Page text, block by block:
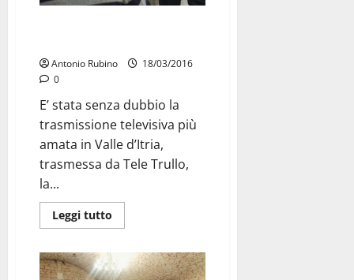
Antonio Rubino
18/03/2016
0
E’ stata senza dubbio la
trasmissione televisiva più
amata in Valle d’Itria,
trasmessa da Tele Trullo,
la...
Leggi tutto